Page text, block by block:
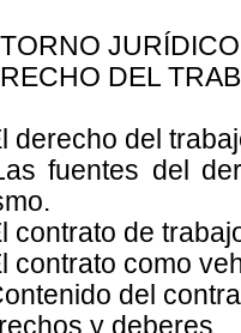
DEL
derecho del
fuentes del
contrato de
contrato como
del
y deberes.